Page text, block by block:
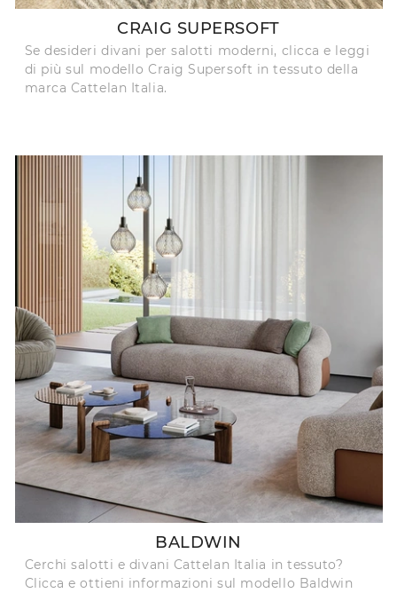
CRAIG SUPERSOFT
Se desideri divani per salotti moderni, clicca e leggi
di più sul modello Craig Supersoft in tessuto della
marca Cattelan Italia.
BALDWIN
Cerchi salotti e divani Cattelan Italia in tessuto?
Clicca e ottieni informazioni sul modello Baldwin